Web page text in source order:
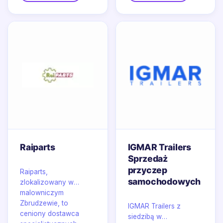
Raiparts
Raiparts,
zlokalizowany w
malowniczym
Zbrudzewie, to
ceniony dostawca
IGMAR Trailers
Sprzedaż
przyczep
samochodowych
IGMAR Trailers z
siedzibą w